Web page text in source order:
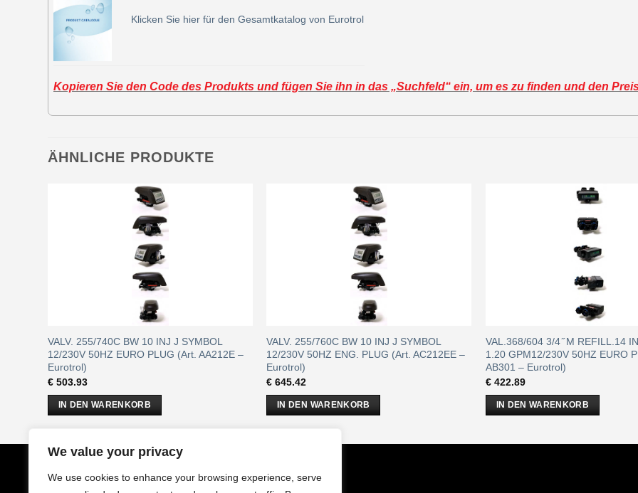
We value your privacy
We use cookies to enhance your browsing experience, serve
Klicken Sie hier für den Gesamtkatalog von Eurotrol
Kopieren Sie den Code des Produkts und fügen Sie ihn in das „Suchfeld“ ein, um es zu finden und den
ÄHNLICHE PRODUKTE
VALV. 255/740C BW 10 INJ J SYMBOL
12/230V 50HZ EURO PLUG (Art. AA212E –
Eurotrol)
€503.93
IN DEN WARENKORB
VALV. 255/760C BW 10 INJ J SYMBOL
12/230V 50HZ ENG. PLUG (Art. AC212EE –
Eurotrol)
€ 645.42
IN DEN WARENKORB
VAL.368/604 3/4 ̋ M REFILL.14
1.20 GPM12/230V 50HZ EURO
AB301 – Eurotrol)
€422.89
IN DEN WARENKORB
CobrAmGmbH
Impressum